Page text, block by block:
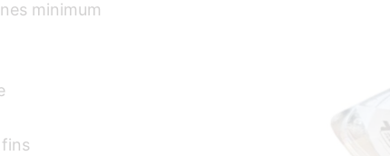
minimum